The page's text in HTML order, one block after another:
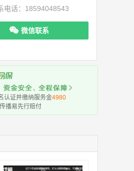
电话：18594048543
微信联系
认证并缴纳服务金4980
播易先行赔付